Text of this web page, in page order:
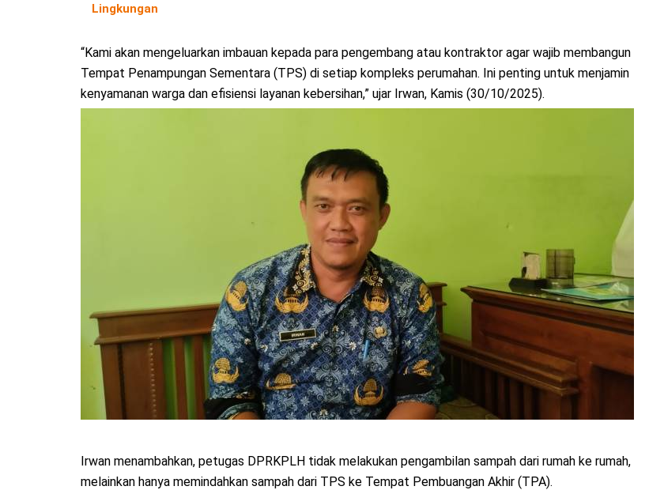
Lingkungan
“Kami akan mengeluarkan imbauan kepada para pengembang atau kontraktor agar wajib membangun
Tempat Penampungan Sementara (TPS) di setiap kompleks perumahan. Ini penting untuk menjamin
kenyamanan warga dan efisiensi layanan kebersihan,” ujar Irwan, Kamis (30/10/2025).
Irwan menambahkan, petugas DPRKPLH tidak melakukan pengambilan sampah dari rumah ke rumah,
melainkan hanya memindahkan sampah dari TPS ke Tempat Pembuangan Akhir (TPA).